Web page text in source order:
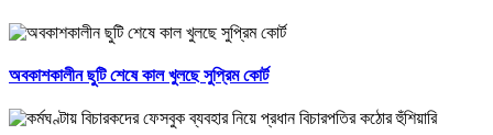
অবকাশকালীন ছুটি শেষে কাল খুলছে সুপ্রিম কোর্ট